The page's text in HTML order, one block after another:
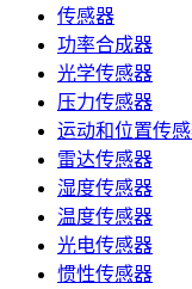
传感器
功率合成器
光学传感器
压力传感器
运动和位置传
雷达传感器
湿度传感器
温度传感器
光电传感器
惯性传感器